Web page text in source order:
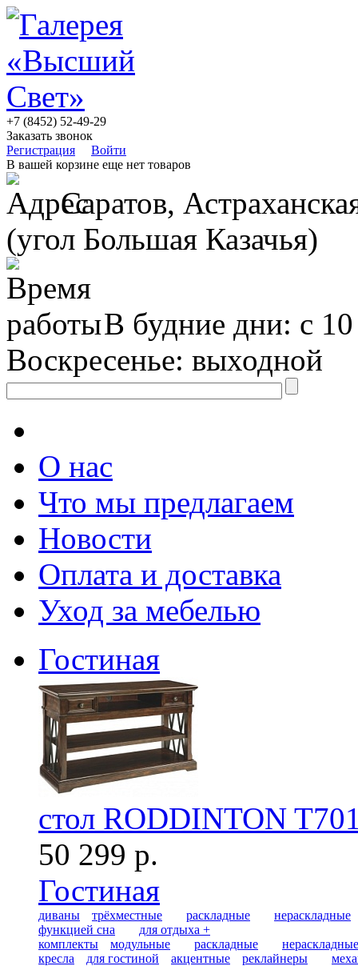
+7 (8452) 52-49-29
Заказать звонок
Регистрация
Войти
В вашей корзине еще нет товаров
Саратов,
(угол Большая Казачья)
В будние дни: с
Воскресенье: выходной
О нас
Что мы предлагаем
Новости
Оплата и доставка
Уход за мебелью
Гостиная
стол RODDINTON
50 299 р.
Гостиная
диваны трёхместные раскладные
нераскладные
функцией сна
для отдыха +
комплекты
модульные раскладные
нераскладные
кресла
для гостиной акцентные реклайнеры